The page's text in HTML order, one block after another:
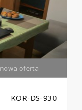
nowa oferta
KOR-DS-930